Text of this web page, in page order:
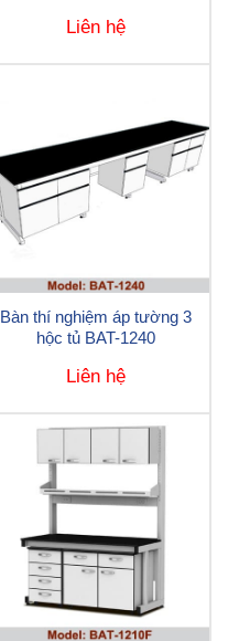
Liên hệ
Bàn thí nghiệm áp tường 3
hộc tủ BAT-1240
Liên hệ